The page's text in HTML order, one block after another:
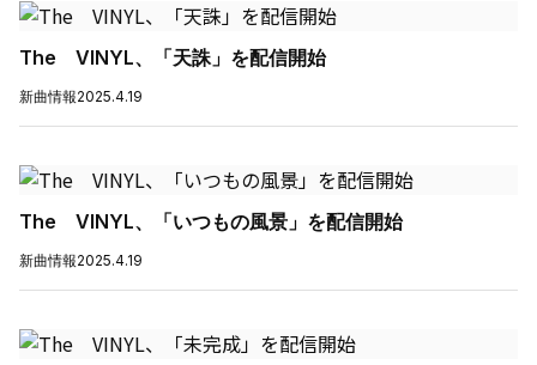
The VINYL、「天誅」を配信開始
新曲情報2025.4.19
The VINYL、「いつもの風景」を配信開始
新曲情報2025.4.19